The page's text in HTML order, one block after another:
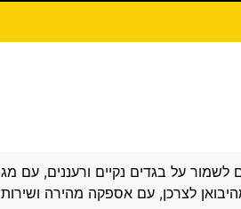
על בגדים נקיים ורעננים, עם
לצרכן, עם אספקה מהירה